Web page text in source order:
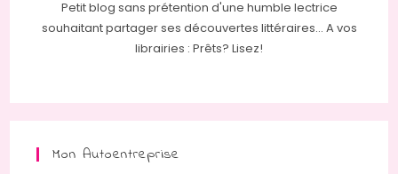
Petit blog sans prétention d'une humble lectrice
souhaitant partager ses découvertes littéraires... A vos
librairies : Prêts? Lisez!
Mon Autoentreprise